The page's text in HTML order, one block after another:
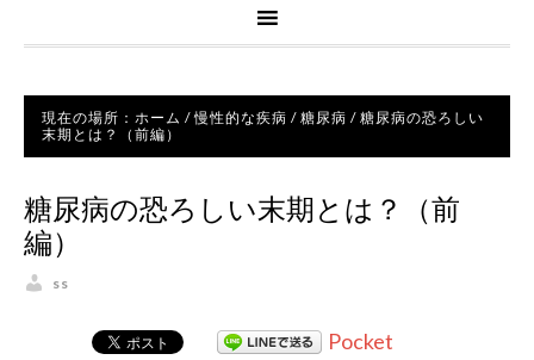
現在の場所： ホーム / 慢性的な疾病 / 糖尿病 / 糖尿病の恐ろしい
末期とは？（前編）
糖尿病の恐ろしい末期とは？（前
編）
ss
Pocket